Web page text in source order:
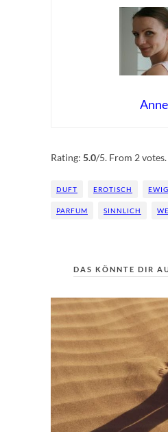
Anne
Rating: 5.0/5. From 2 votes.
DUFT EROTISCH
PARFUM SINNLICH
DAS KÖNNTE DIR